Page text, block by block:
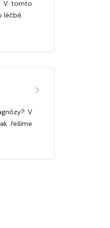
V tomto
léčbě.
V
řešíme